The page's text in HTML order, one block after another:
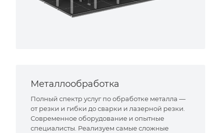
Металлообработка
Полный спектр услуг по обработке металла —
от резки и гибки до сварки и лазерной резки.
Современное оборудование и опытные
специалисты. Реализуем самые сложные